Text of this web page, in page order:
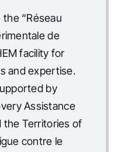
“Réseau
de
facility for
and expertise.
by
Assistance
the Territories of
contre le